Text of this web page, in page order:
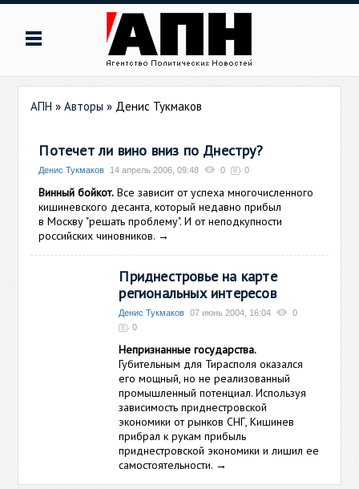
АПН »Авторы » Денис Тукмаков
Потечет ли вино вниз по Днестру?
Денис Тукмаков 14 апрель 2006, 09:48 0 0
Винный бойкот. Все зависит от успеха многочисленного
кишиневского десанта, который недавно прибыл
в Москву "решать проблему". И от неподкупности
российских чиновников. →
Приднестровье на карте
региональных интересов
Денис Тукмаков 07 июнь 2004, 16:04
0
0
Непризнанные государства.
Губительным для Тирасполя оказался
его мощный, но не реализованный
промышленный потенциал. Используя
зависимость приднестровской
экономики от рынков СНГ, Кишинев
прибрал к рукам прибыль
приднестровской экономики и лишил ее
самостоятельности. →